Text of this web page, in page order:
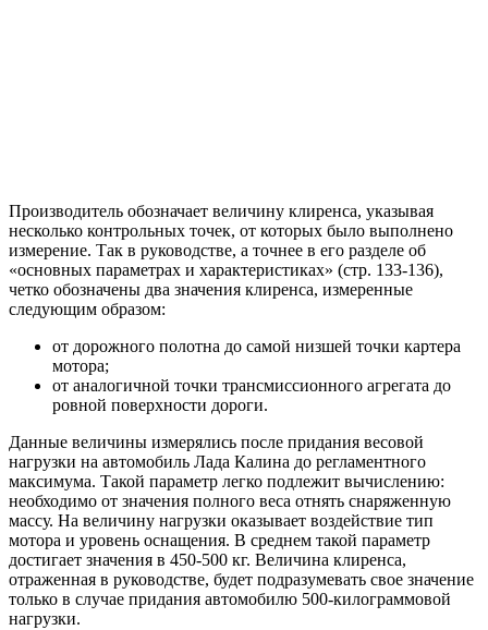
Производитель обозначает величину клиренса, указывая
несколько контрольных точек, от которых было выполнено
измерение. Так в руководстве, а точнее в его разделе об
«основных параметрах и характеристиках» (стр. 133-136),
четко обозначены два значения клиренса, измеренные
следующим образом:
от дорожного полотна до самой низшей точки картера
мотора;
от аналогичной точки трансмиссионного агрегата до
ровной поверхности дороги.
Данные величины измерялись после придания весовой
нагрузки на автомобиль Лада Калина до регламентного
максимума. Такой параметр легко подлежит вычислению:
необходимо от значения полного веса отнять снаряженную
массу. На величину нагрузки оказывает воздействие тип
мотора и уровень оснащения. В среднем такой параметр
достигает значения в 450-500 кг. Величина клиренса,
отраженная в руководстве, будет подразумевать свое значение
только в случае придания автомобилю 500-килограммовой
нагрузки.